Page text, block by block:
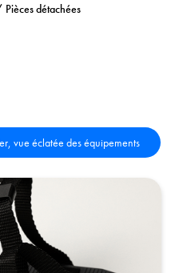
Pièces détachées
vue éclatée des équipements